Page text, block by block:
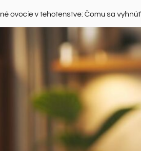
ovocie v tehotenstve: Čomu sa vyhnúť